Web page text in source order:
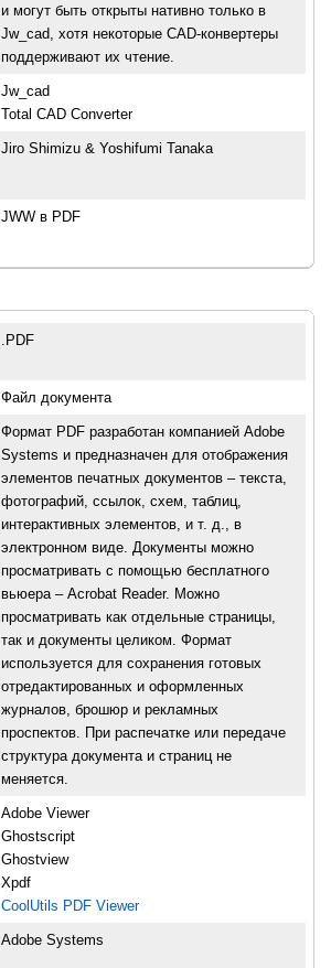
и могут быть открыты нативно только в
Jw_cad, хотя некоторые CAD-конвертеры
поддерживают их чтение.
Jw_cad
Total CAD Converter
Jiro Shimizu & Yoshifumi Tanaka
JWW в PDF
.PDF
Файл документа
Формат PDF разработан компанией Adobe
Systems и предназначен для отображения
элементов печатных документов – текста,
фотографий, ссылок, схем, таблиц,
интерактивных элементов, и т. д., в
электронном виде. Документы можно
просматривать с помощью бесплатного
вьюера – Acrobat Reader. Можно
просматривать как отдельные страницы,
так и документы целиком. Формат
используется для сохранения готовых
отредактированных и оформленных
журналов, брошюр и рекламных
проспектов. При распечатке или передаче
структура документа и страниц не
меняется.
Adobe Viewer
Ghostscript
Ghostview
Xpdf
CoolUtils PDF Viewer
Adobe Systems